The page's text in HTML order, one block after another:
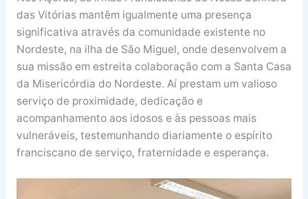
das Vitórias mantêm igualmente uma presença
significativa através da comunidade existente no
Nordeste, na ilha de São Miguel, onde desenvolvem a
sua missão em estreita colaboração com a Santa Casa
da Misericórdia do Nordeste. Aí prestam um valioso
serviço de proximidade, dedicação e
acompanhamento aos idosos e às pessoas mais
vulneráveis, testemunhando diariamente o espírito
franciscano de serviço, fraternidade e esperança.